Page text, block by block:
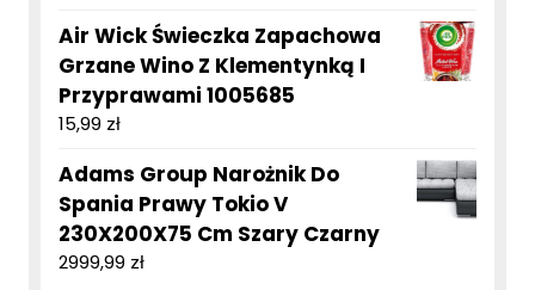
Air Wick Świeczka Zapachowa
Grzane Wino Z Klementynką I
Przyprawami 1005685
15,99 zł
Adams Group Narożnik Do
Spania Prawy Tokio V
230X200X75 Cm Szary Czarny
2999,99 zł